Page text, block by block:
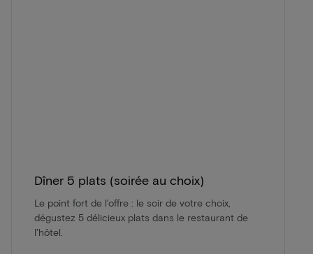
Dîner 5 plats (soirée au choix)
Le point fort de l'offre : le soir de votre choix,
dégustez 5 délicieux plats dans le restaurant de
l'hôtel.